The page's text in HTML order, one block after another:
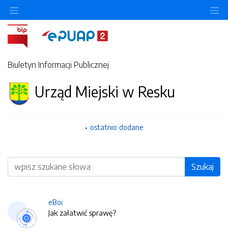
Biuletyn Informacji Publicznej
Urząd Miejski w Resku
ostatnio dodane
Wyszukiwarka Szukaj
eBoi
Jak załatwić sprawę?